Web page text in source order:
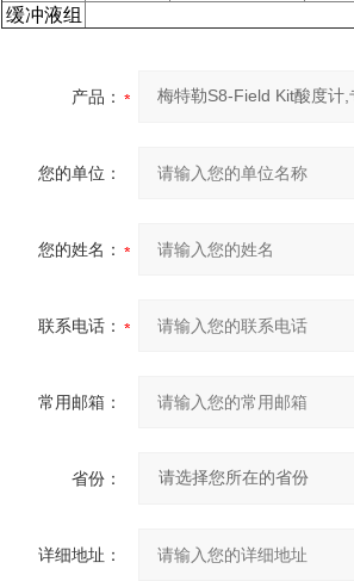
缓冲液组
产品：
您的单位：
您的姓名：
联系电话：
常用邮箱：
省份：
详细地址：